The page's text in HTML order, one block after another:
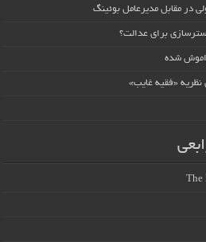
در مقابل مدیرعامل بوئینگ
برای عدالت؟
شده
«فقیه غایب»
The